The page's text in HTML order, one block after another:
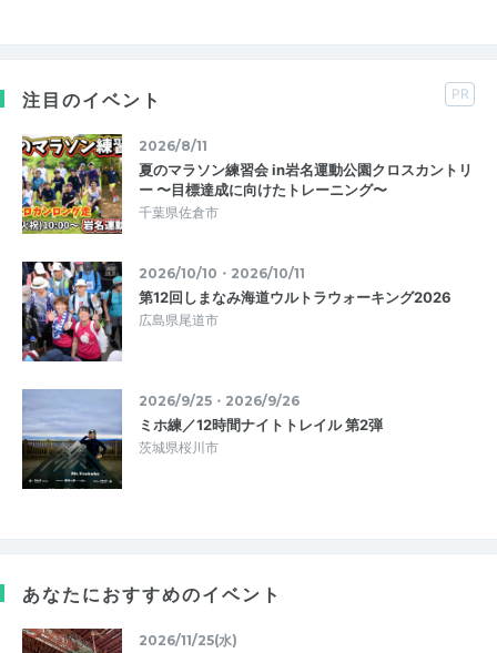
注目のイベント PR
2026/8/11
夏のマラソン練習会 in岩名運動公園クロスカントリ
ー 〜目標達成に向けたトレーニング〜
千葉県佐倉市
2026/10/10・2026/10/11
第12回しまなみ海道ウルトラウォーキング2026
広島県尾道市
2026/9/25・2026/9/26
ミホ練／12時間ナイトトレイル 第2弾
茨城県桜川市
あなたにおすすめのイベント
2026/11/25(水)